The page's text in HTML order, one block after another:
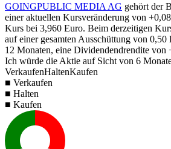
GOINGPUBLIC MEDIA AG gehört der
einer aktuellen Kursveränderung von
Kurs bei 3,960 Euro. Beim derzeitigen
auf einer gesamten Ausschüttung von 0,50
12 Monaten, eine Dividendendrendite von
Ich würde die Aktie auf Sicht von 6
VerkaufenHaltenKaufen
■ Verkaufen
■ Halten
■ Kaufen